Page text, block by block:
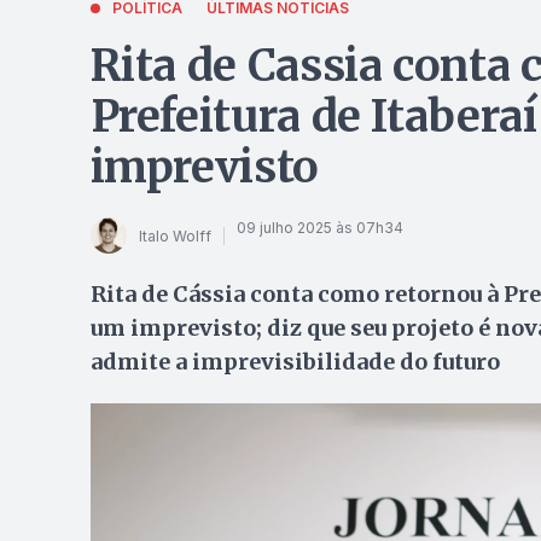
POLÍTICA ÚLTIMAS NOTÍCIAS
Rita de Cassia conta
Prefeitura de
imprevisto
Italo Wolff 09 julho 2025 às 07h34
Rita de Cássia conta como retornou à
um imprevisto; diz que seu projeto é
admite a imprevisibilidade do futuro